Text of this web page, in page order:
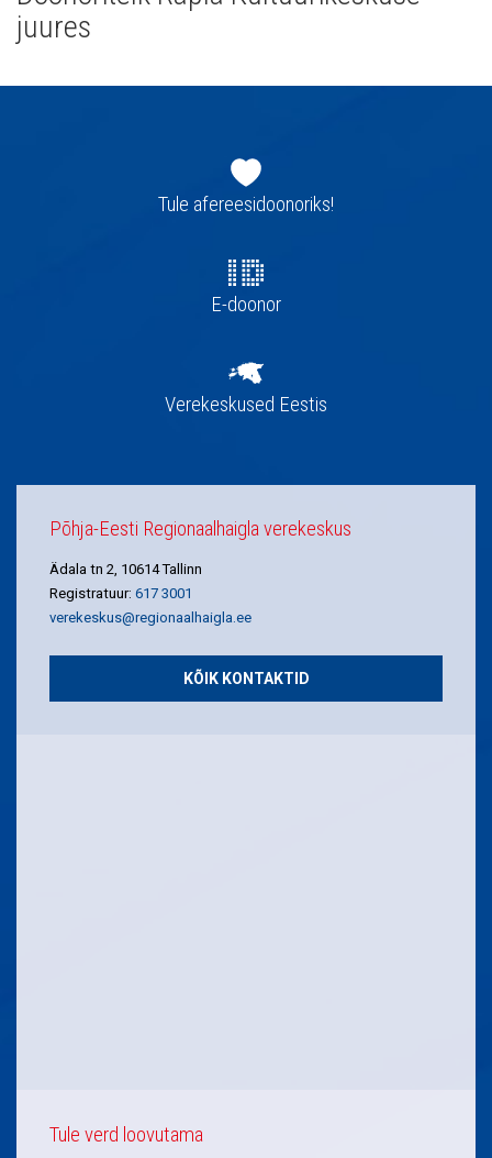
juures
navigatsioonTule afereesidoonoriks!
E-doonor
Verekeskused Eestis
Põhja-Eesti Regionaalhaigla verekeskus
Ädala tn 2, 10614 Tallinn
Registratuur: 617 3001
verekeskus@regionaalhaigla.ee
KÕIK KONTAKTID
Tule verd loovutama